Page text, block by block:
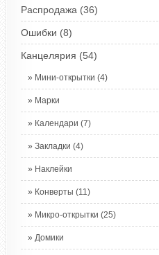
Распродажа (36)
Ошибки (8)
Канцелярия (54)
Мини-открытки (4)
Марки
Календари (7)
Закладки (4)
Наклейки
Конверты (11)
Микро-открытки (25)
Домики